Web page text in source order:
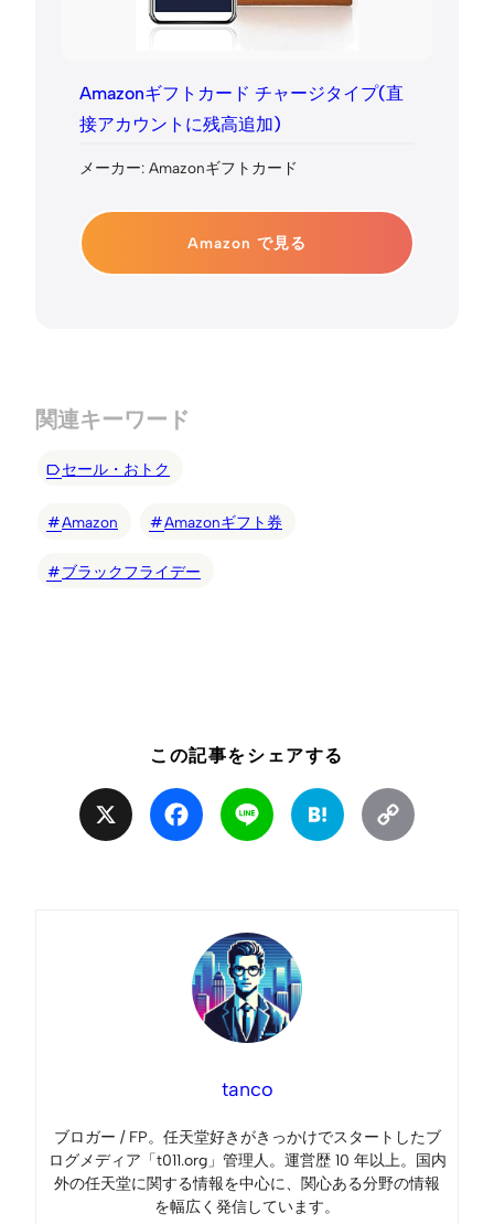
Amazonギフトカード チャージタイプ(直
接アカウントに残高追加)
メーカー: Amazonギフトカード
Amazon で見る
関連キーワード
セール・おトク
Amazon Amazonギフト券
ブラックフライデー
この記事をシェアする
Facebook Line Hatena
tanco
ブロガー / FP。任天堂好きがきっかけでスタートしたブ
ログメディア「t011.org」管理人。運営歴 10 年以上。国内
外の任天堂に関する情報を中心に、関心ある分野の情報
を幅広く発信しています。